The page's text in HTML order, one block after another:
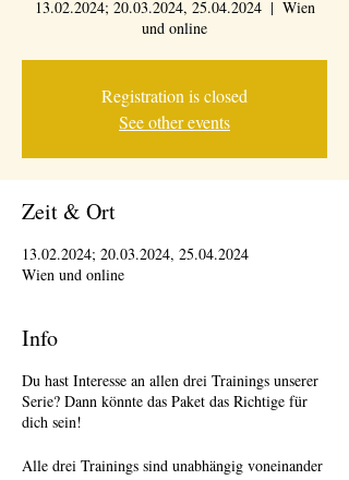
13.02.2024; 20.03.2024, 25.04.2024
  |
Wien
und online
Registration is closed
See other events
Zeit & Ort
13.02.2024; 20.03.2024, 25.04.2024
Wien und online
Info
Du hast Interesse an allen drei Trainings unserer
Serie? Dann könnte das Paket das Richtige für
dich sein!
Alle drei Trainings sind unabhängig voneinander